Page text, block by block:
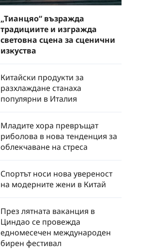
„Тианцяо“ възражда
традициите и изгражда
световна сцена за сценични
изкуства
Китайски продукти за
разхлаждане станаха
популярни в Италия
Младите хора превръщат
риболова в нова тенденция за
облекчаване на стреса
Спортът носи нова увереност
на модерните жени в Китай
През лятната ваканция в
Циндао се провежда
едномесечен международен
бирен фестивал